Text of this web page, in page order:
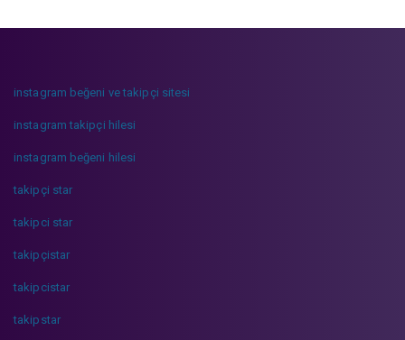
instagram beğeni ve takipçi sitesi
instagram takipçi hilesi
instagram beğeni hilesi
takipçi star
takipci star
takipçistar
takipcistar
takipstar